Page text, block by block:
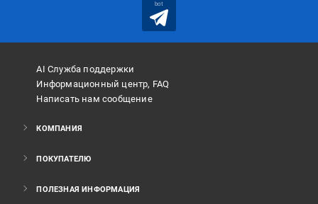
bot
AI Служба поддержки
Информационный центр, FAQ
Написать нам сообщение
КОМПАНИЯ
ПОКУПАТЕЛЮ
ПОЛЕЗНАЯ ИНФОРМАЦИЯ